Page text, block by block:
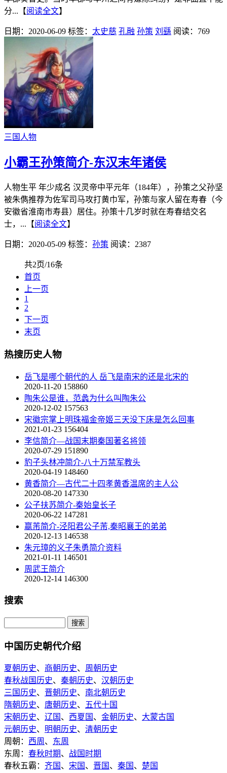
分...【阅读全文】
日期：2020-06-09 标签： 太史慈 孔融 孙策 刘繇 阅读：769
三国人物
小霸王孙策简介-东汉末年诸侯
人物生平 年少成名 汉灵帝中平元年（184年），孙策之父孙坚
被朱儁推荐为佐军司马攻打黄巾军，孙策与家人留在寿春（今
安徽省淮南市寿县）居住。孙策十几岁时就在寿春结交名
士，...【阅读全文】
日期：2020-05-09 标签： 孙策 阅读：2387
共2页/16条
首页
上一页
1
2
下一页
末页
热搜历史人物
岳飞是哪个朝代的人 岳飞是南宋的还是北宋的
2020-11-20 158860
陶朱公是谁，范蠡为什么叫陶朱公
2020-12-02 157563
宋徽宗掌上明珠福金帝姬三天没下床是怎么回事
2021-01-23 156404
李信简介—战国末期秦国著名将领
2020-07-29 151890
豹子头林冲简介-八十万禁军教头
2020-04-19 148460
黄香简介—古代二十四孝黄香温席的主人公
2020-08-20 147330
公子扶苏简介-秦始皇长子
2020-06-22 147281
嬴芾简介-泾阳君公子芾,秦昭襄王的弟弟
2020-12-13 146538
朱元璋的义子朱勇简介资料
2021-01-11 146501
周武王简介
2020-12-14 146300
搜索
中国历史朝代介绍
夏朝历史、 商朝历史、 周朝历史
春秋战国历史、 秦朝历史、 汉朝历史
三国历史、 晋朝历史、 南北朝历史
隋朝历史、 唐朝历史、 五代十国
宋朝历史、 辽国 、 西夏国 、 金朝历史、 大蒙古国
元朝历史、 明朝历史、 清朝历史
周朝： 西周 、 东周
东周： 春秋时期、 战国时期
春秋五霸： 齐国 、 宋国 、 晋国 、 秦国 、 楚国